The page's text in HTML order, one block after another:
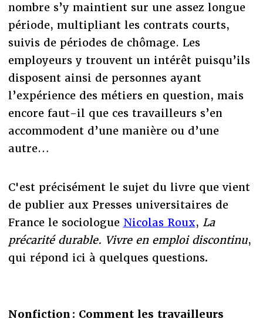
nombre s’y maintient sur une assez longue
période, multipliant les contrats courts,
suivis de périodes de chômage. Les
employeurs y trouvent un intérêt puisqu’ils
disposent ainsi de personnes ayant
l’expérience des métiers en question, mais
encore faut-il que ces travailleurs s’en
accommodent d’une manière ou d’une
autre…
C'est précisément le sujet du livre que vient
de publier aux Presses universitaires de
France le sociologue Nicolas Roux, La
précarité durable. Vivre en emploi discontinu,
qui répond ici à quelques questions.
Nonfiction : Comment les travailleurs